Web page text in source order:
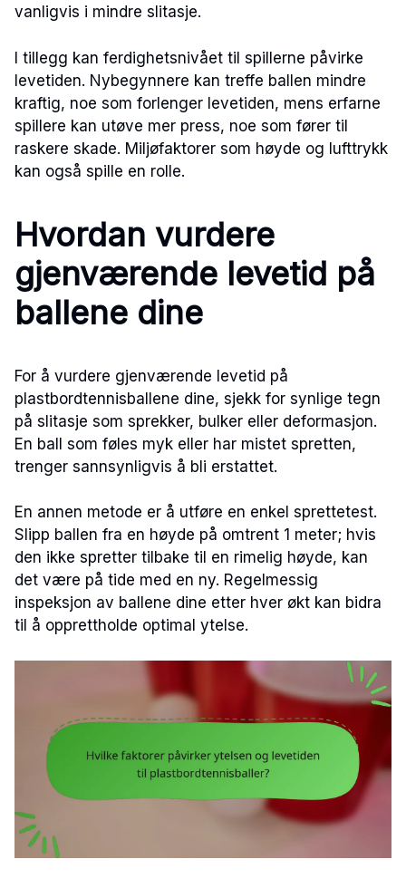
vanligvis i mindre slitasje.
I tillegg kan ferdighetsnivået til spillerne påvirke
levetiden. Nybegynnere kan treffe ballen mindre
kraftig, noe som forlenger levetiden, mens erfarne
spillere kan utøve mer press, noe som fører til
raskere skade. Miljøfaktorer som høyde og lufttrykk
kan også spille en rolle.
Hvordan vurdere
gjenværende levetid på
ballene dine
For å vurdere gjenværende levetid på
plastbordtennisballene dine, sjekk for synlige tegn
på slitasje som sprekker, bulker eller deformasjon.
En ball som føles myk eller har mistet spretten,
trenger sannsynligvis å bli erstattet.
En annen metode er å utføre en enkel sprettetest.
Slipp ballen fra en høyde på omtrent 1 meter; hvis
den ikke spretter tilbake til en rimelig høyde, kan
det være på tide med en ny. Regelmessig
inspeksjon av ballene dine etter hver økt kan bidra
til å opprettholde optimal ytelse.